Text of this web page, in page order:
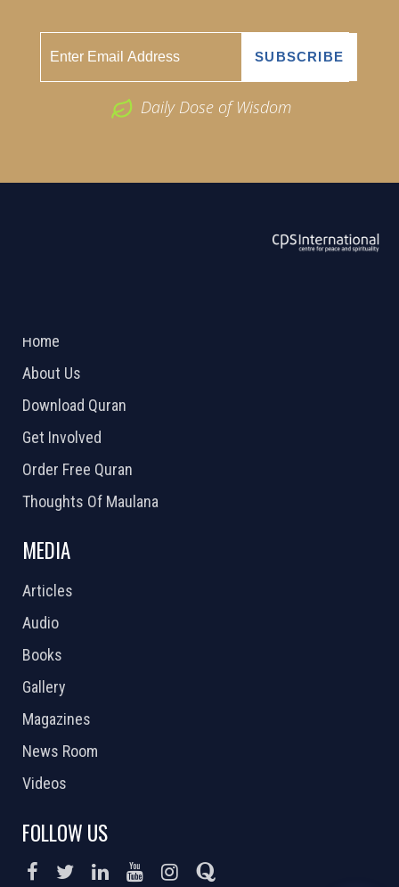
Daily Dose of Wisdom
Home
About Us
Download Quran
Get Involved
Order Free Quran
Thoughts Of Maulana
MEDIA
Articles
Audio
Books
Gallery
Magazines
News Room
Videos
FOLLOW US